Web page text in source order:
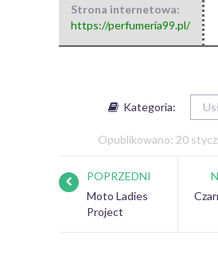
Strona internetowa:
https://perfumeria99.pl/
Kategoria:
Opublikowano: 20
POPRZEDNI
Moto Ladies
Project